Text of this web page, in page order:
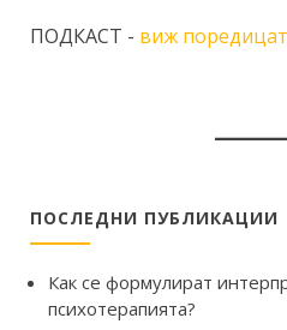
ПОДКАСТ - виж
ПОСЛЕДНИ ПУБЛИКАЦИИ
Как се формулират
психотерапията?